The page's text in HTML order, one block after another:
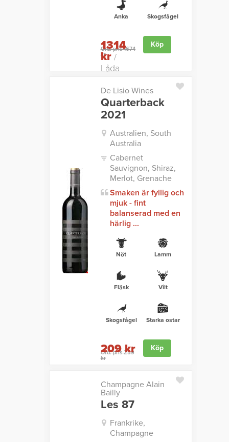
Anka Skogsfågel
Ord. pris 1674
kr
1314
kr/
Låda
Köp
De Lisio Wines
Quarterback
2021
Australien, South
Australia
Cabernet
Sauvignon, Shiraz,
Merlot, Grenache
Smaken är fyllig och
mjuk - fint
balanserad med en
härlig ...
Nöt Lamm
Fläsk Vilt
Skogsfågel Starka ostar
Ord. pris 259
kr
209 kr Köp
Champagne Alain
Bailly
Les 87
Frankrike,
Champagne